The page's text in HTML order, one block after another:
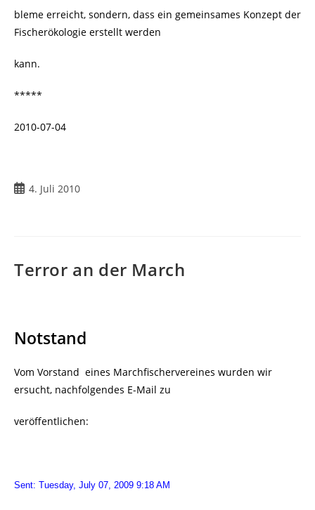
bleme erreicht, sondern, dass ein gemeinsames Konzept der
Fischerökologie erstellt werden
kann.
*****
2010-07-04
4. Juli 2010
Terror an der March
Notstand
Vom Vorstand eines Marchfischervereines wurden wir
ersucht, nachfolgendes E-Mail zu
veröffentlichen:
Sent: Tuesday, July 07, 2009 9:18 AM